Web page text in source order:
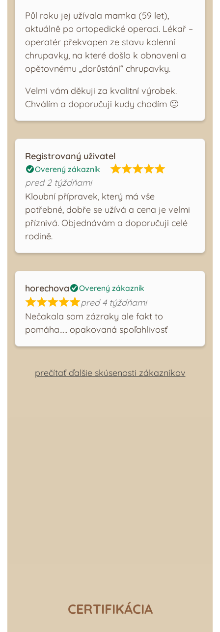
Půl roku jej užívala mamka (59 let),
aktuálně po ortopedické operaci. Lékař –
operatér překvapen ze stavu kolenní
chrupavky, na které došlo k obnovení a
opětovnému „dorůstání“ chrupavky.
Velmi vám děkuji za kvalitní výrobek.
Chválím a doporučuji kudy chodím 🙂
pred 2 týždňami
Kloubní přípravek, který má vše
potřebné, dobře se užívá a cena je velmi
příznivá. Objednávám a doporučuji celé
rodině.
Registrovaný uživatel
Overený zákazník
pred 4 týždňami
Nečakala som zázraky ale fakt to
pomáha….. opakovaná spoľahlivosť
horechova Overený zákazník
prečítať ďalšie skúsenosti zákazníkov
CERTIFIKÁCIA